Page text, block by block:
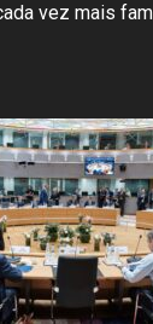
vez mais